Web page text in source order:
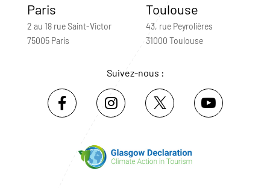
Paris
2 au 18 rue Saint-Victor
75005 Paris
Toulouse
43, rue Peyrolières
31000 Toulouse
Suivez-nous :